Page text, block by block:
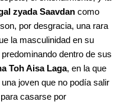
zyada Saavdan como
por desgracia, una rara
la masculinidad en su
dentro de sus
Toh Aisa Laga, en la que
joven que no podía salir
casarse por